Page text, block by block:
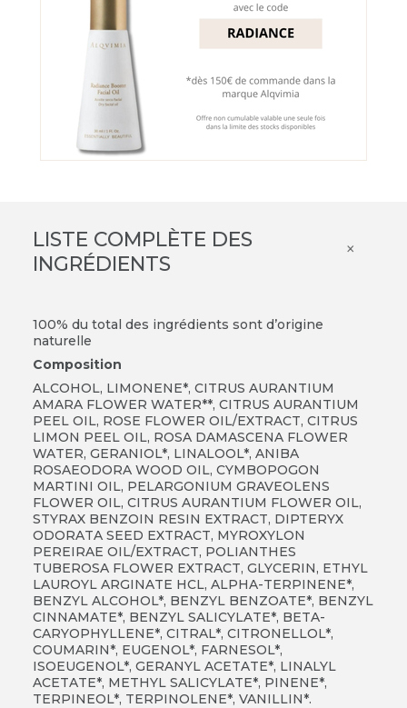
LISTE COMPLÈTE DES
INGRÉDIENTS
×
100% du total des ingrédients sont d’origine
naturelle
Composition
ALCOHOL, LIMONENE*, CITRUS AURANTIUM
AMARA FLOWER WATER**, CITRUS AURANTIUM
PEEL OIL, ROSE FLOWER OIL/EXTRACT, CITRUS
LIMON PEEL OIL, ROSA DAMASCENA FLOWER
WATER, GERANIOL*, LINALOOL*, ANIBA
ROSAEODORA WOOD OIL, CYMBOPOGON
MARTINI OIL, PELARGONIUM GRAVEOLENS
FLOWER OIL, CITRUS AURANTIUM FLOWER OIL,
STYRAX BENZOIN RESIN EXTRACT, DIPTERYX
ODORATA SEED EXTRACT, MYROXYLON
PEREIRAE OIL/EXTRACT, POLIANTHES
TUBEROSA FLOWER EXTRACT, GLYCERIN, ETHYL
LAUROYL ARGINATE HCL, ALPHA-TERPINENE*,
BENZYL ALCOHOL*, BENZYL BENZOATE*, BENZYL
CINNAMATE*, BENZYL SALICYLATE*, BETA-
CARYOPHYLLENE*, CITRAL*, CITRONELLOL*,
COUMARIN*, EUGENOL*, FARNESOL*,
ISOEUGENOL*, GERANYL ACETATE*, LINALYL
ACETATE*, METHYL SALICYLATE*, PINENE*,
TERPINEOL*, TERPINOLENE*, VANILLIN*.